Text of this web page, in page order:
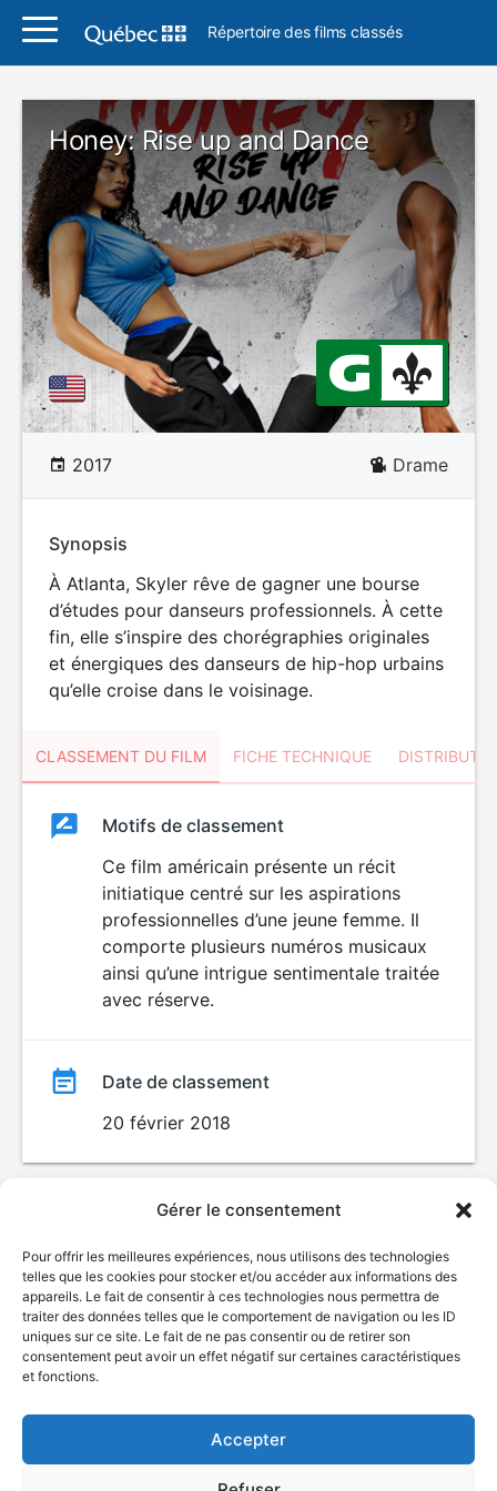
Gérer le consentement
Pour offrir les meilleures expériences, nous utilisons des technologies
telles que les cookies pour stocker et/ou accéder aux informations des
appareils. Le fait de consentir à ces technologies nous permettra de
traiter des données telles que le comportement de navigation ou les ID
uniques sur ce site. Le fait de ne pas consentir ou de retirer son
consentement peut avoir un effet négatif sur certaines caractéristiques
et fonctions.
Accepter
Répertoire des films classés
Honey: Rise up and Dance
2017 Drame
Synopsis
À Atlanta, Skyler rêve de gagner une bourse
d’études pour danseurs professionnels. À cette
fin, elle s’inspire des chorégraphies originales
et énergiques des danseurs de hip-hop urbains
qu’elle croise dans le voisinage.
CLASSEMENT DU FILM FICHE TECHNIQUE
ClassementClassement
Motifs de classement
Ce film américain présente un récit
initiatique centré sur les aspirations
professionnelles d’une jeune femme. Il
comporte plusieurs numéros musicaux
ainsi qu’une intrigue sentimentale traitée
avec réserve.
Date de classement
20 février 2018
© Gouvernement du Québec, 2026
Plan du site
Accessibilité
Accès à l'information